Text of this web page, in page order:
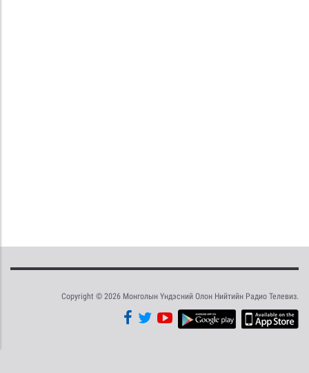
Copyright © 2026 Монголын Үндэсний Олон Нийтийн Радио Телевиз.